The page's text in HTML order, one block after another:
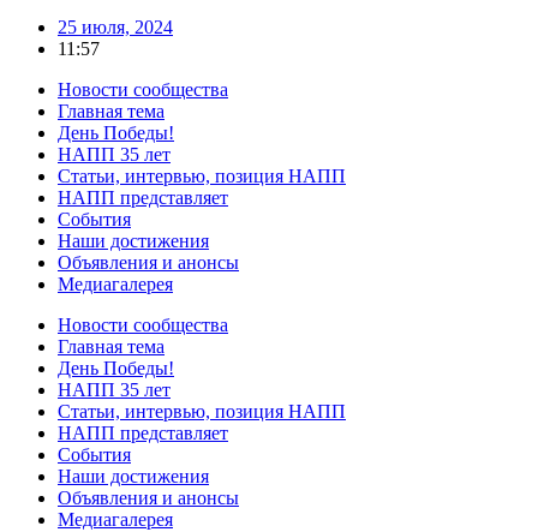
25 июля, 2024
11:57
Новости сообщества
Главная тема
День Победы!
НАПП 35 лет
Статьи, интервью, позиция НАПП
НАПП представляет
События
Наши достижения
Объявления и анонсы
Медиагалерея
Новости сообщества
Главная тема
День Победы!
НАПП 35 лет
Статьи, интервью, позиция НАПП
НАПП представляет
События
Наши достижения
Объявления и анонсы
Медиагалерея